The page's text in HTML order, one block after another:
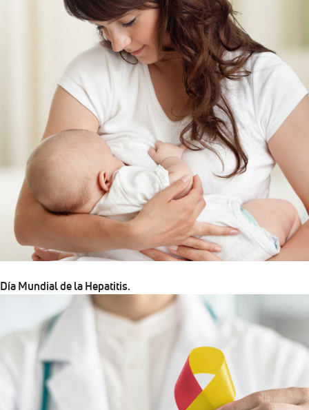
Día Mundial de la Hepatitis.